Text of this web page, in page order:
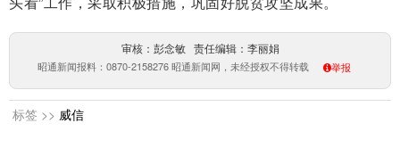
审核：彭念敏 责任编辑：李丽娟
昭通新闻报料：0870-2158276 昭通新闻网，未经授权不得转载 举报
标签 >> 威信